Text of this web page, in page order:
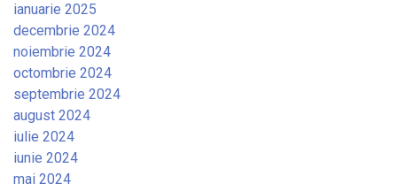
ianuarie 2025
decembrie 2024
noiembrie 2024
octombrie 2024
septembrie 2024
august 2024
iulie 2024
iunie 2024
mai 2024